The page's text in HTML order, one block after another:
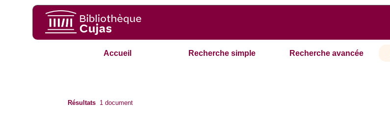
Accueil Recherche simple Recherche avancée
Résultats 1 document